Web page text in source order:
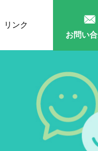
リンク
お問い